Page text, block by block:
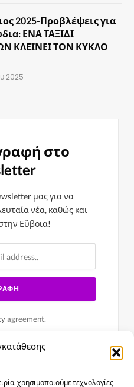
χρησιμοποιούμε τεχνολογίες
2025-Προβλέψεις για
ΕΝΑ ΤΑΞΙΔΙ
ΚΛΕΙΝΕΙ ΤΟΝ ΚΥΚΛΟ
2025
στο
μας για να
νέα, καθώς και
Εϋβοια!
agreement.